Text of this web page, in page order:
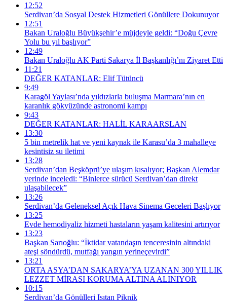
12:52
Serdivan’da Sosyal Destek Hizmetleri Gönüllere Dokunuyor
12:51
Bakan Uraloğlu Büyükşehir’e müjdeyle geldi: “Doğu Çevre
Yolu bu yıl başlıyor”
12:49
Bakan Uraloğlu AK Parti Sakarya İl Başkanlığı’nı Ziyaret Etti
11:21
DEĞER KATANLAR: Elif Tütüncü
9:49
Karagöl Yaylası’nda yıldızlarla buluşma Marmara’nın en
karanlık gökyüzünde astronomi kampı
9:43
DEĞER KATANLAR: HALİL KARAARSLAN
13:30
5 bin metrelik hat ve yeni kaynak ile Karasu’da 3 mahalleye
kesintisiz su iletimi
13:28
Serdivan’dan Beşköprü’ye ulaşım kısalıyor; Başkan Alemdar
yerinde inceledi: “Binlerce sürücü Serdivan’dan direkt
ulaşabilecek”
13:26
Serdivan’da Geleneksel Açık Hava Sinema Geceleri Başlıyor
13:25
Evde hemodiyaliz hizmeti hastaların yaşam kalitesini artırıyor
13:23
Başkan Sarıoğlu: “İktidar vatandaşın tenceresinin altındaki
ateşi söndürdü, mutfağı yangın yerineçevirdi”
13:21
ORTA ASYA’DAN SAKARYA’YA UZANAN 300 YILLIK
LEZZET MİRASI KORUMA ALTINA ALINIYOR
10:15
Serdivan’da Gönülleri Isıtan Piknik